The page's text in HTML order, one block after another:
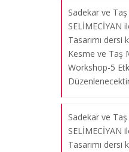
Sadekar ve Taş
SELİMECİYAN
Tasarımı dersi
Kesme ve Taş
Workshop-5
Sadekar ve Taş
SELİMECİYAN
Tasarımı dersi
20-23 Mayıs
Marmara
Festivali
Mücevher
20.05.2025